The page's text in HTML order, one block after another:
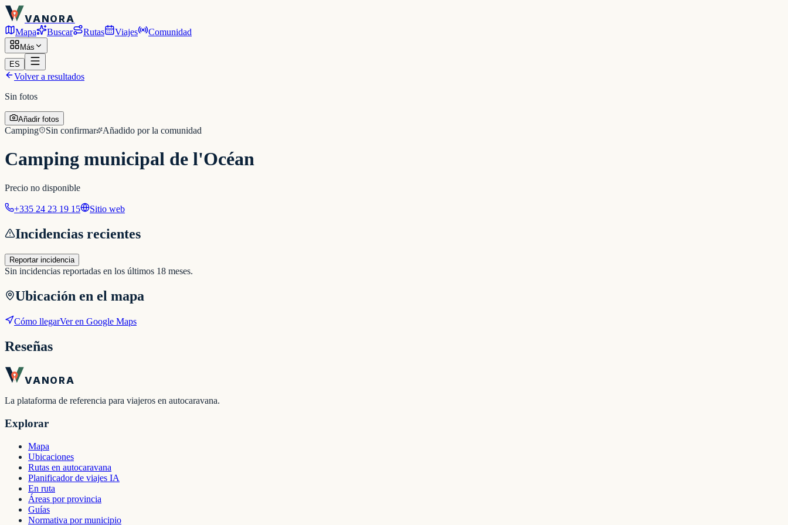
VANORA
Mapa Buscar Rutas Viajes Comunidad
Más
ES
Volver a resultados
Sin fotos
Añadir fotos
Camping Sin confirmar Añadido por la comunidad
Camping municipal de l'Océan
Precio no disponible
+335 24 23 19 15 Sitio web
Incidencias recientes
Reportar incidencia
Sin incidencias reportadas en los últimos 18 meses.
Ubicación en el mapa
Cómo llegarVer en Google Maps
Reseñas
VANORA
La plataforma de referencia para viajeros en autocaravana.
Explorar
Mapa
Ubicaciones
Rutas en autocaravana
Planificador de viajes IA
En ruta
Áreas por provincia
Guías
Normativa por municipio